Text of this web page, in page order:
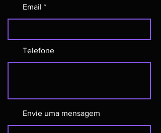
Email
Telefone
Envie uma mensagem